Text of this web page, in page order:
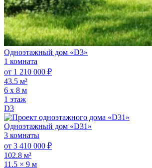
Одноэтажный дом «D3»
1 комната
от 1 210 000 ₽
43.5 м²
6 х 8 м
1 этаж
D3
Одноэтажный дом «D31»
3 комнаты
от 3 410 000 ₽
102.8 м²
11.5 × 9 м